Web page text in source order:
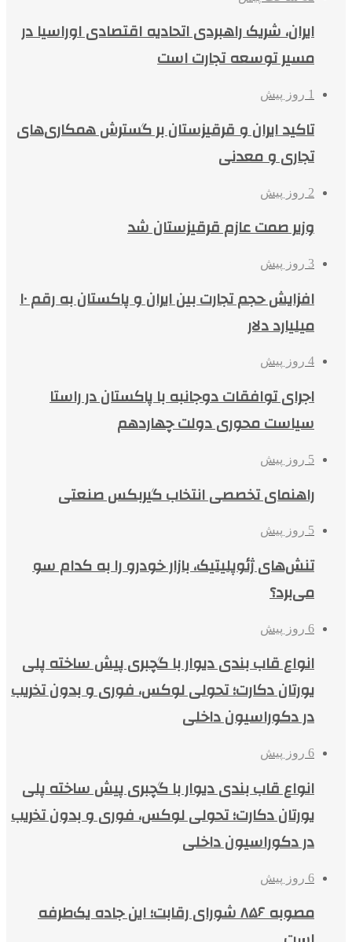
ایران، شریک راهبردی اتحادیه اقتصادی اوراسیا در
مسیر توسعه تجارت است
1 روز پیش
تاکید ایران و قرقیزستان بر گسترش همکاری‌های
تجاری و معدنی
2 روز پیش
وزیر صمت عازم قرقیزستان شد
3 روز پیش
افزایش حجم تجارت بین ایران و پاکستان به رقم ۱۰
میلیارد دلار
4 روز پیش
اجرای توافقات دوجانبه با پاکستان در راستا
سیاست محوری دولت چهاردهم
5 روز پیش
راهنمای تخصصی انتخاب گیربکس صنعتی
5 روز پیش
تنش‌های ژئوپلیتیک، بازار خودرو را به کدام سو
می‌برد؟
6 روز پیش
انواع قاب بندی دیوار با گچبری پیش ساخته پلی
یورتان دکارت؛ تحولی لوکس، فوری و بدون تخریب
در دکوراسیون داخلی
6 روز پیش
انواع قاب بندی دیوار با گچبری پیش ساخته پلی
یورتان دکارت؛ تحولی لوکس، فوری و بدون تخریب
در دکوراسیون داخلی
6 روز پیش
مصوبه ۸۵۶ شورای رقابت؛ این جاده یک‌طرفه